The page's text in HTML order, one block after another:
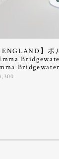
ENGLAND】
Bridgewater